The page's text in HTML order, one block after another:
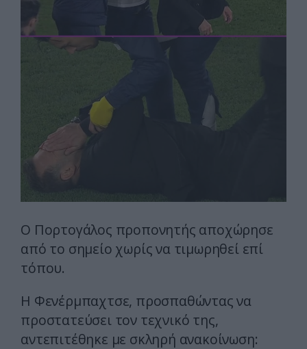
Ο Πορτογάλος προπονητής αποχώρησε
από το σημείο χωρίς να τιμωρηθεί επί
τόπου.
Η Φενέρμπαχτσε, προσπαθώντας να
προστατεύσει τον τεχνικό της,
αντεπιτέθηκε με σκληρή ανακοίνωση: